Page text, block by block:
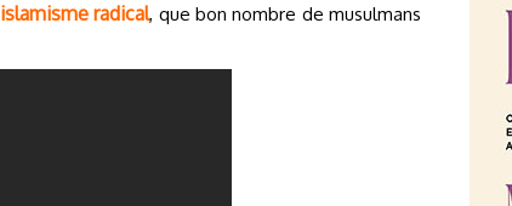
islamisme radical, que bon nombre de musulmans